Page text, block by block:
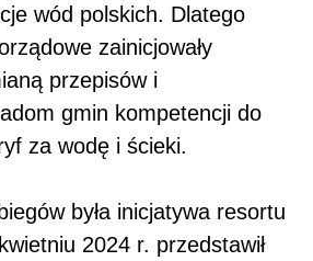
wód polskich. Dlatego
zainicjowały
przepisów i
gmin kompetencji do
za wodę i ścieki.
była inicjatywa resortu
2024 r. przedstawił